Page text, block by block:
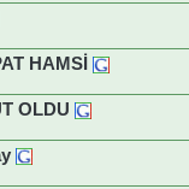
HAMSİ
OLDU